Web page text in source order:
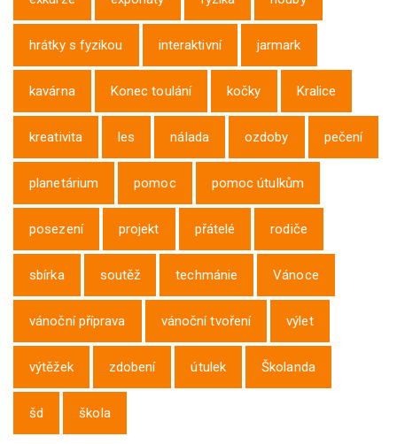
hrátky s fyzikou interaktivní jarmark
kavárna Konec toulání kočky Kralice
kreativita les nálada ozdoby pečení
planetárium pomoc pomoc útulkům
posezení projekt přátelé rodiče
sbírka soutěž techmánie Vánoce
vánoční příprava vánoční tvoření výlet
výtěžek zdobení útulek Školanda
šd škola